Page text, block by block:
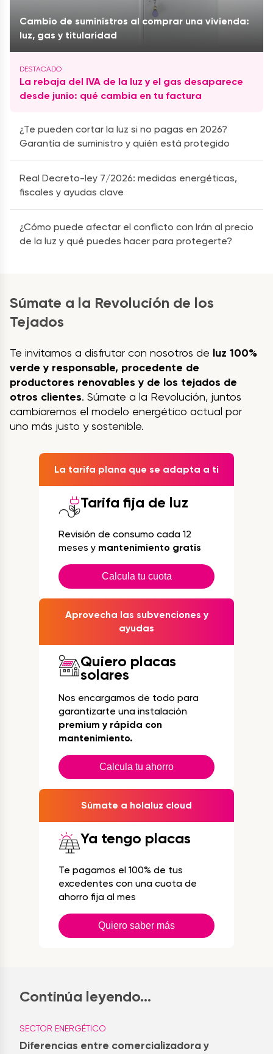
Cambio de suministros al comprar una vivienda:
luz, gas y titularidad
La rebaja del IVA de la luz y el gas desaparece
desde junio: qué cambia en tu factura
¿Te pueden cortar la luz si no pagas en 2026?
Garantía de suministro y quién está protegido
Real Decreto-ley 7/2026: medidas energéticas,
fiscales y ayudas clave
¿Cómo puede afectar el conflicto con Irán al precio
de la luz y qué puedes hacer para protegerte?
Súmate a la Revolución de los
Tejados
Te invitamos a disfrutar con nosotros de luz 100%
verde y responsable, procedente de
productores renovables y de los tejados de
otros clientes. Súmate a la Revolución, juntos
cambiaremos el modelo energético actual por
uno más justo y sostenible.
La tarifa plana que se adapta a ti
Tarifa fija de luz
Revisión de consumo cada 12
meses y mantenimiento gratis
Calcula tu cuota
Aprovecha las subvenciones y
ayudas
Quiero placas
solares
Nos encargamos de todo para
garantizarte una instalación
premium y rápida con
mantenimiento.
Calcula tu ahorro
Súmate a holaluz cloud
Ya tengo placas
Te pagamos el 100% de tus
excedentes con una cuota de
ahorro fija al mes
Quiero saber más
Continúa leyendo...
SECTOR ENERGÉTICO
Diferencias entre comercializadora y